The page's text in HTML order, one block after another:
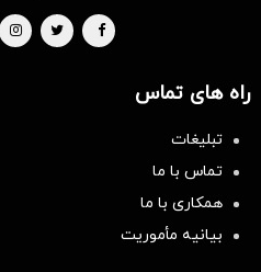
راه های تماس
تبلیغات
تماس با ما
همکاری با ما
بیانیه مأموریت